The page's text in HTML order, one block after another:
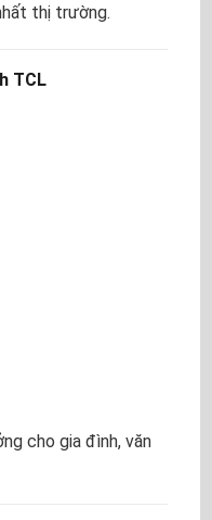
thị trường.
TCL
cho gia đình, văn